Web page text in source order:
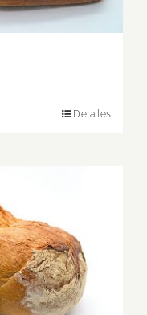
Detalles